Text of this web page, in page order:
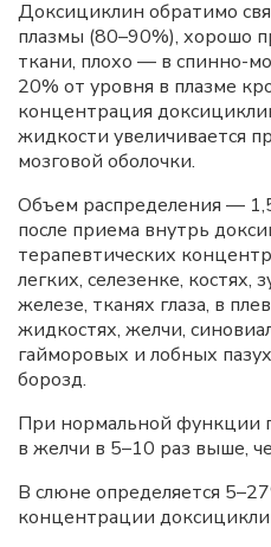
Доксициклин обратимо
плазмы (80–90%), хорошо
ткани, плохо — в спинно-
20% от уровня в плазме
концентрация
жидкости увеличивается
мозговой оболочки.
Объем распределения —
после приема внутрь
терапевтических
легких, селезенке, костях,
железе, тканях глаза, в
жидкостях, желчи,
гайморовых и лобных
борозд.
При нормальной функции
в желчи в 5–10 раз выше,
В слюне определяется
концентрации